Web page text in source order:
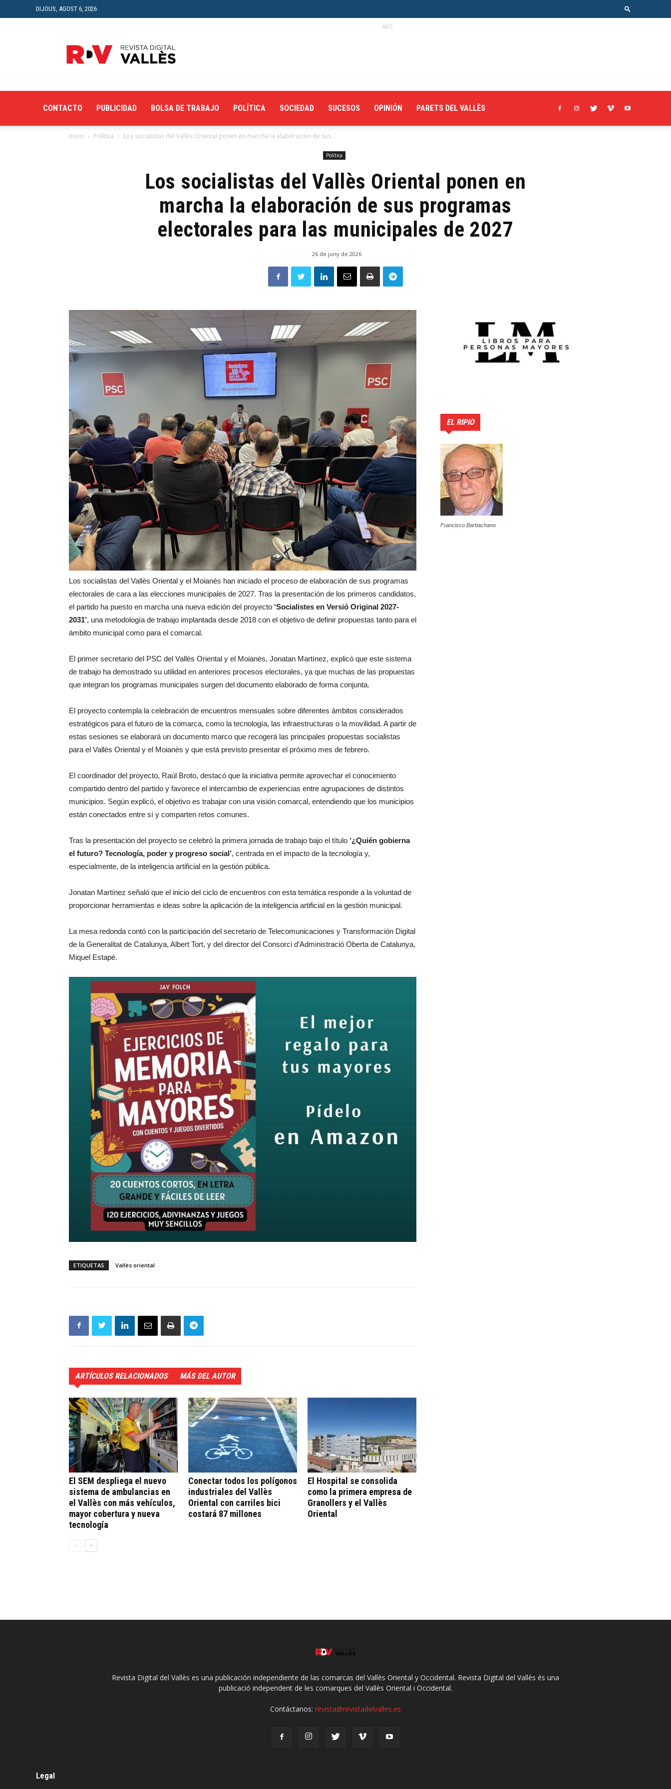
DIJOUS, AGOST 6, 2026
Digital
del
ADS
CONTACTO PUBLICIDAD BOLSA DE TRABAJO POLÍTICA SOCIEDAD SUCESOS OPINIÓN PARETS DEL VALLÈS
Inicio Política Los socialistas del Vallès Oriental ponen en marcha la elaboración de sus...
Política
Los socialistas del Vallès Oriental ponen en
marcha la elaboración de sus programas
electorales para las municipales de 2027
26 de juny de 2026
Los socialistas del Vallès Oriental y el Moianès han iniciado el proceso de elaboración de sus programas
electorales de cara a las elecciones municipales de 2027. Tras la presentación de los primeros candidatos,
el partido ha puesto en marcha una nueva edición del proyecto ‘Socialistes en Versió Original 2027-
2031’, una metodología de trabajo implantada desde 2018 con el objetivo de definir propuestas tanto para el
ámbito municipal como para el comarcal.
El primer secretario del PSC del Vallès Oriental y el Moianès, Jonatan Martínez, explicó que este sistema
de trabajo ha demostrado su utilidad en anteriores procesos electorales, ya que muchas de las propuestas
que integran los programas municipales surgen del documento elaborado de forma conjunta.
El proyecto contempla la celebración de encuentros mensuales sobre diferentes ámbitos considerados
estratégicos para el futuro de la comarca, como la tecnología, las infraestructuras o la movilidad. A partir de
estas sesiones se elaborará un documento marco que recogerá las principales propuestas socialistas
para el Vallès Oriental y el Moianès y que está previsto presentar el próximo mes de febrero.
El coordinador del proyecto, Raúl Broto, destacó que la iniciativa permite aprovechar el conocimiento
compartido dentro del partido y favorece el intercambio de experiencias entre agrupaciones de distintos
municipios. Según explicó, el objetivo es trabajar con una visión comarcal, entendiendo que los municipios
están conectados entre sí y comparten retos comunes.
Tras la presentación del proyecto se celebró la primera jornada de trabajo bajo el título ‘¿Quién gobierna
el futuro? Tecnología, poder y progreso social’, centrada en el impacto de la tecnología y,
especialmente, de la inteligencia artificial en la gestión pública.
Jonatan Martínez señaló que el inicio del ciclo de encuentros con esta temática responde a la voluntad de
proporcionar herramientas e ideas sobre la aplicación de la inteligencia artificial en la gestión municipal.
La mesa redonda contó con la participación del secretario de Telecomunicaciones y Transformación Digital
de la Generalitat de Catalunya, Albert Tort, y del director del Consorci d’Administració Oberta de Catalunya,
Miquel Estapé.
ETIQUETAS Vallès oriental
ARTÍCULOS RELACIONADOS MÁS DEL AUTOR
El SEM despliega el nuevo
sistema de ambulancias en
el Vallès con más vehículos,
mayor cobertura y nueva
tecnología
Conectar todos los polígonos
industriales del Vallès
Oriental con carriles bici
costará 87 millones
El Hospital se consolida
como la primera empresa de
Granollers y el Vallès
Oriental
EL RIPIO
Francisco Barbachano
Revista Digital del Vallès es una publicación independiente de las comarcas del Vallès Oriental y Occidental. Revista Digital del Vallès és una
publicació independent de les comarques del Vallès Oriental i Occidental.
Contáctanos: revista@revistadelvalles.es
Legal